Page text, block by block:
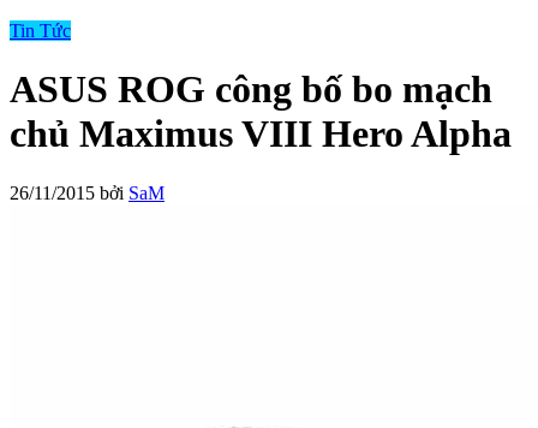
Tin Tức
ASUS ROG công bố bo mạch
chủ Maximus VIII Hero Alpha
26/11/2015 bởi SaM